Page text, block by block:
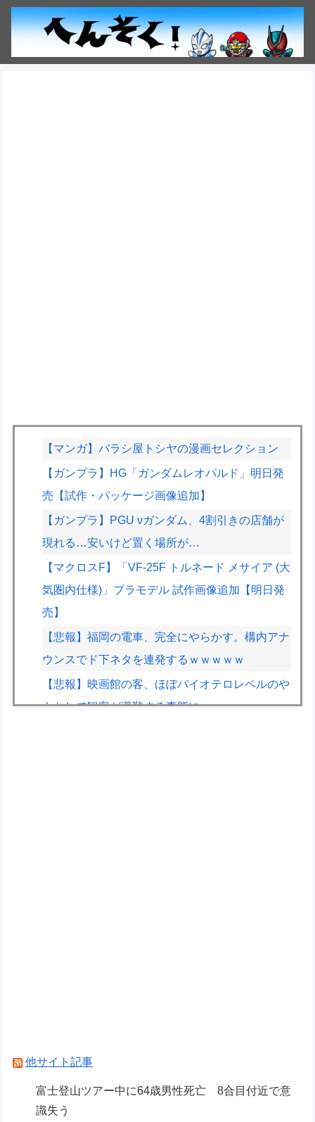
【マンガ】バラシ屋トシヤの漫画セレクション
【ガンプラ】HG「ガンダムレオパルド」明日発
売【試作・パッケージ画像追加】
【ガンプラ】PGU νガンダム、4割引きの店舗が
現れる…安いけど置く場所が…
【マクロスF】「VF-25F トルネード メサイア (大
気圏内仕様)」プラモデル 試作画像追加【明日発
売】
【悲報】福岡の電車、完全にやらかす。構内アナ
ウンスでド下ネタを連発するｗｗｗｗｗ
【悲報】映画館の客、ほぼバイオテロレベルのや
らかしで観客が避難する事態にｗｗｗｗ
戻ってこられないウィリアムズは何が違うの
Powered by livedoor 相互RSS
他サイト記事
富士登山ツアー中に64歳男性死亡 8合目付近で意
識失う